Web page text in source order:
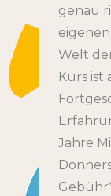
genau
Welt
Kurs ist
Jahre